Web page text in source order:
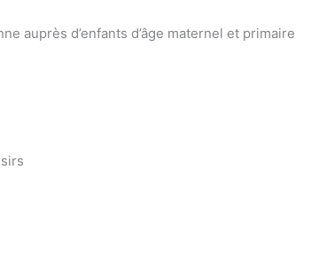
auprès d’enfants d’âge maternel et primaire